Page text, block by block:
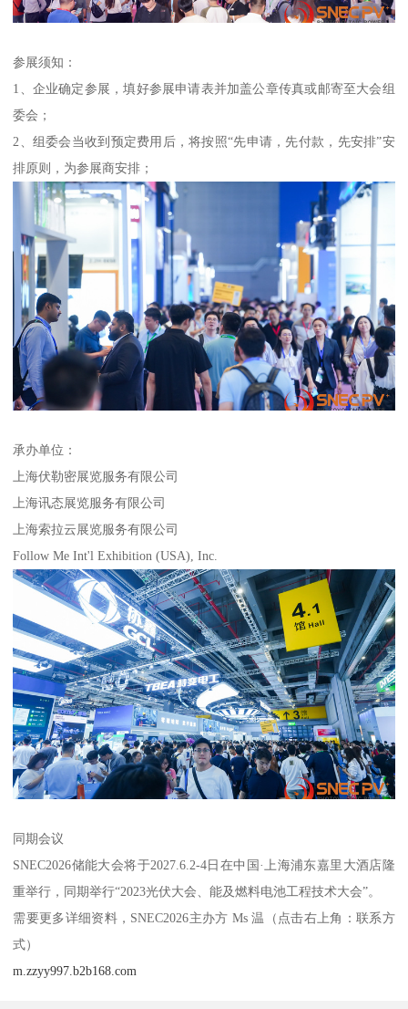
参展须知：
1、企业确定参展，填好参展申请表并加盖公章传真或邮寄至大会组
委会；
2、组委会当收到预定费用后，将按照“先申请，先付款，先安排”安
排原则，为参展商安排；
承办单位：
上海伏勒密展览服务有限公司
上海讯态展览服务有限公司
上海索拉云展览服务有限公司
Follow Me Int'l Exhibition (USA), Inc.
同期会议
SNEC2026储能大会将于2027.6.2-4日在中国·上海浦东嘉里大酒店隆
重举行，同期举行“2023光伏大会、能及燃料电池工程技术大会”。
需要更多详细资料，SNEC2026主办方 Ms 温（点击右上角：联系方
式）
m.zzyy997.b2b168.com